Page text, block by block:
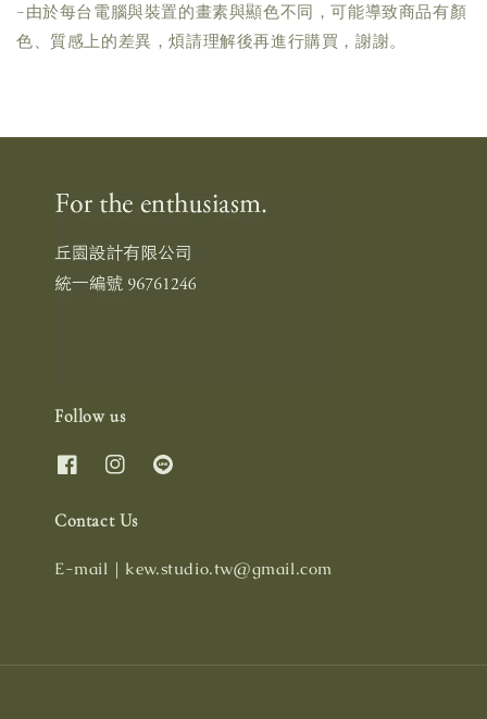
-由於每台電腦與裝置的畫素與顯色不同，可能導致商品有顏
色、質感上的差異，煩請理解後再進行購買，謝謝。
Follow us
Contact Us
E-mail｜kew.studio.tw@gmail.com